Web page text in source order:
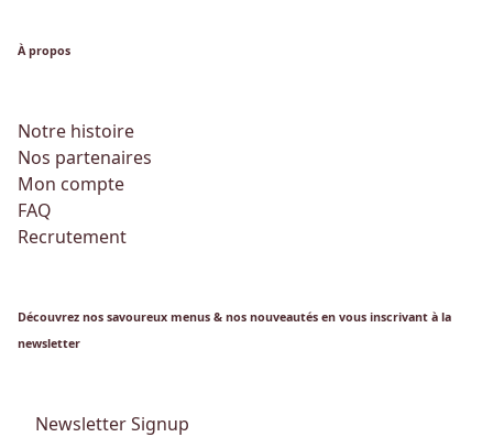
À propos
Notre histoire
Nos partenaires
Mon compte
FAQ
Recrutement
Découvrez nos savoureux menus & nos nouveautés en vous inscrivant à la
newsletter
Newsletter Signup